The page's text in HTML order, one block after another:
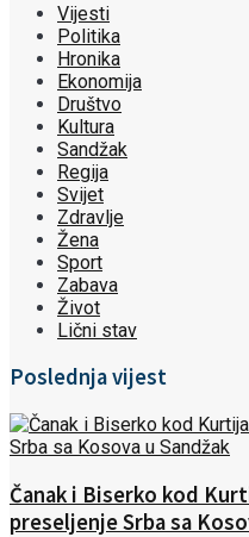
Vijesti
Politika
Hronika
Ekonomija
Društvo
Kultura
Sandžak
Regija
Svijet
Zdravlje
Žena
Sport
Zabava
Život
Lični stav
Poslednja vijest
Čanak i Biserko kod
preseljenje Srba sa